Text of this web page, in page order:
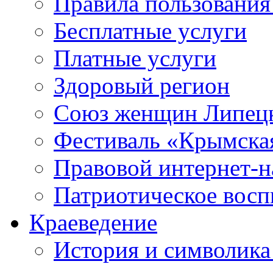
Бесплатные услуги
Платные услуги
Здоровый регион
Союз женщин
Фестиваль
Правовой интернет-
Патриотическое
Краеведение
История и